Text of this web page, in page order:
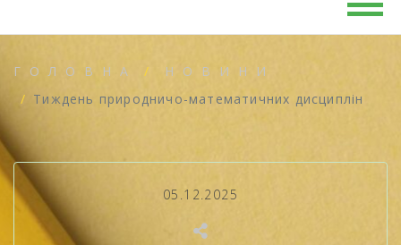
ГОЛОВНА
НОВИНИ
Тиждень природничо-математичних дисциплін
05.12.2025